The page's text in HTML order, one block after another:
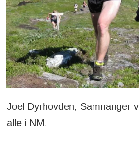
Joel Dyrhovden, Samnanger
alle i NM.